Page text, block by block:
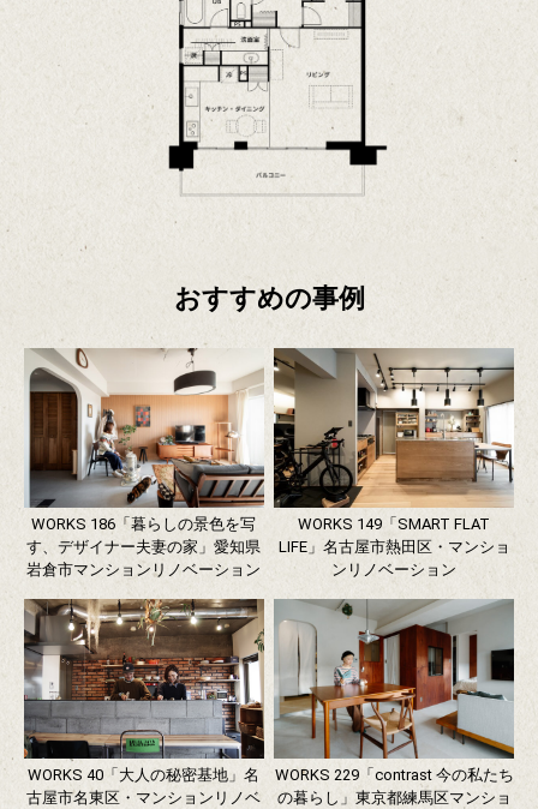
おすすめの事例
WORKS 186「暮らしの景色を写
す、デザイナー夫妻の家」愛知県
岩倉市マンションリノベーション
WORKS 149「SMART FLAT
LIFE」名古屋市熱田区・マンショ
ンリノベーション
WORKS 40「大人の秘密基地」名
古屋市名東区・マンションリノベ
WORKS 229「contrast 今の私たち
の暮らし」東京都練馬区マンショ